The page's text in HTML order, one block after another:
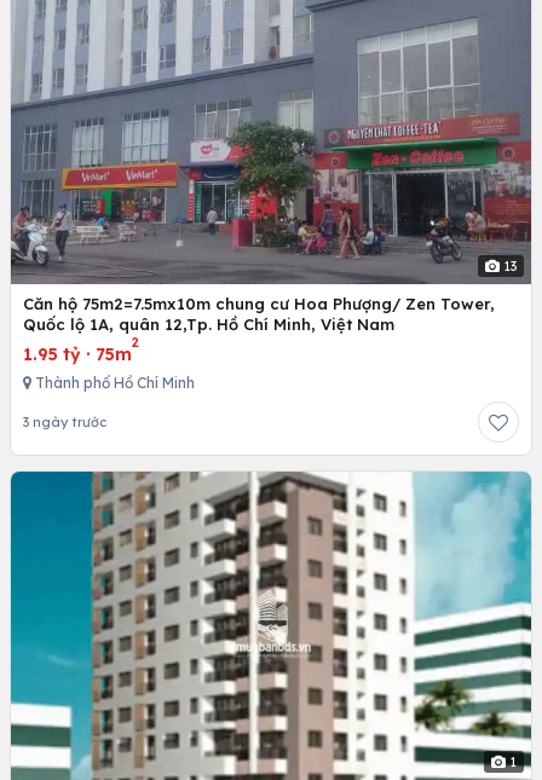
13
Căn hộ 75m2=7.5mx10m chung cư Hoa Phượng/ Zen Tower,
Quốc lộ 1A, quân 12,Tp. Hồ Chí Minh, Việt Nam
1.95 tỷ · 75m
2
Thành phố Hồ Chí Minh
3 ngày trước
1